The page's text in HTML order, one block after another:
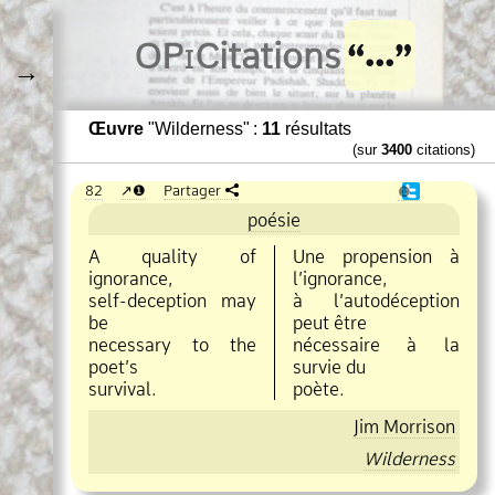
→ OPiCitations
Œuvre "Wilderness" : 11 résultats
(sur 3400 citations)
82 ❶ Partager ❶
poésie
A quality of
ignorance,
self deception may
be
necessary to the
poet’s
survival.
Une propension à
l’ignorance,
à l’autodéception
peut être
nécessaire à la
survie du
poète.
Jim Morrison
Wilderness